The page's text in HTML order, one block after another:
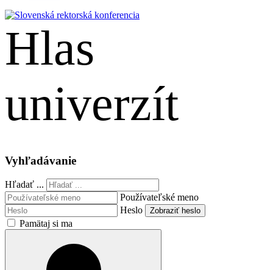
Hlas
univerzít
Vyhľadávanie
Hľadať ...
Používateľské meno
Heslo
Zobraziť heslo
Pamätaj si ma